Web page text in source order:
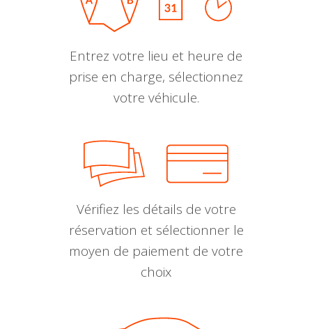
Entrez votre lieu et heure de
prise en charge, sélectionnez
votre véhicule.
Vérifiez les détails de votre
réservation et sélectionner le
moyen de paiement de votre
choix